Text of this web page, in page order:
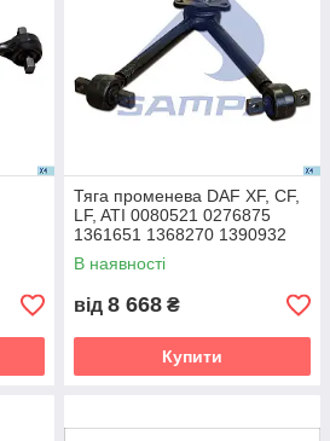
Тяга променева DAF XF, CF,
LF, ATI 0080521 0276875
1361651 1368270 1390932
1617096 1793875
В наявності
від 8 668 ₴
Купити